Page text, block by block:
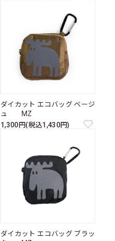
ダイカット エコバッグ ベージ
ュ MZ
1,300円(税込1,430円)
ダイカット エコバッグ ブラッ